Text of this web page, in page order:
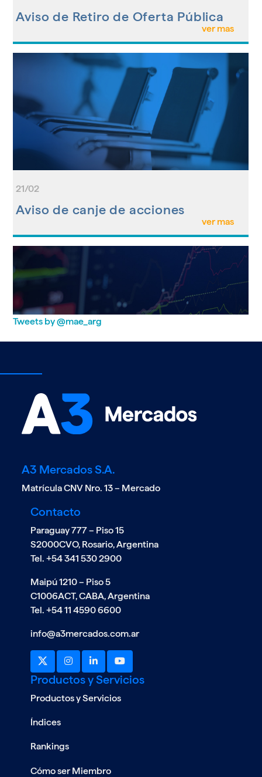
Aviso de Retiro de Oferta Pública
ver mas
21/02
Aviso de canje de acciones
ver mas
Aviso de Pago de Dividendos ENE-
2025
Se concreta la fusión entre MAE y
Tweets by @mae_arg
A3 Mercados S.A.
Matrícula CNV Nro. 13 – Mercado
Contacto
Paraguay 777 – Piso 15
S2000CVO, Rosario, Argentina
Tel. +54 341 530 2900
Maipú 1210 – Piso 5
C1006ACT, CABA, Argentina
Tel. +54 11 4590 6600
info@a3mercados.com.ar
Productos y Servicios
Productos y Servicios
Índices
Rankings
Cómo ser Miembro